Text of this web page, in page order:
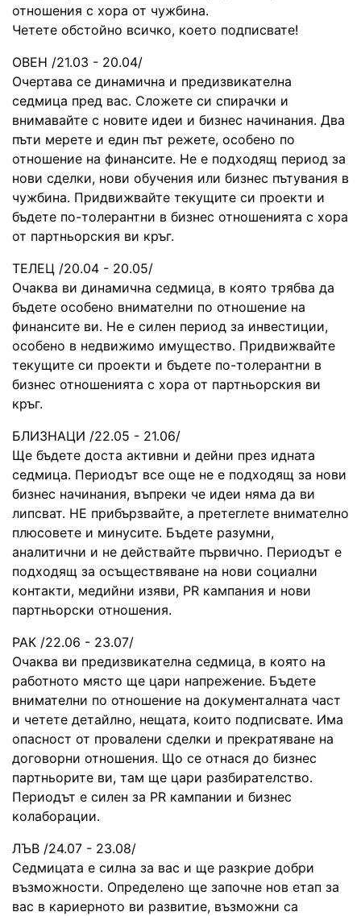
отношения с хора от чужбина.
Четете обстойно всичко, което подписвате!
ОВЕН /21.03 - 20.04/
Очертава се динамична и предизвикателна
седмица пред вас. Сложете си спирачки и
внимавайте с новите идеи и бизнес начинания. Два
пъти мерете и един път режете, особено по
отношение на финансите. Не е подходящ период за
нови сделки, нови обучения или бизнес пътувания в
чужбина. Придвижвайте текущите си проекти и
бъдете по-толерантни в бизнес отношенията с хора
от партньорския ви кръг.
ТЕЛЕЦ /20.04 - 20.05/
Очаква ви динамична седмица, в която трябва да
бъдете особено внимателни по отношение на
финансите ви. Не е силен период за инвестиции,
особено в недвижимо имущество. Придвижвайте
текущите си проекти и бъдете по-толерантни в
бизнес отношенията с хора от партньорския ви
кръг.
БЛИЗНАЦИ /22.05 - 21.06/
Ще бъдете доста активни и дейни през идната
седмица. Периодът все още не е подходящ за нови
бизнес начинания, въпреки че идеи няма да ви
липсват. НЕ прибързвайте, а претеглете внимателно
плюсовете и минусите. Бъдете разумни,
аналитични и не действайте първично. Периодът е
подходящ за осъществяване на нови социални
контакти, медийни изяви, PR кампания и нови
партньорски отношения.
РАК /22.06 - 23.07/
Очаква ви предизвикателна седмица, в която на
работното място ще цари напрежение. Бъдете
внимателни по отношение на документалната част
и четете детайлно, нещата, които подписвате. Има
опасност от провалени сделки и прекратяване на
договорни отношения. Що се отнася до бизнес
партньорите ви, там ще цари разбирателство.
Периодът е силен за PR кампании и бизнес
колаборации.
ЛЪВ /24.07 - 23.08/
Седмицата е силна за вас и ще разкрие добри
възможности. Определено ще започне нов етап за
вас в кариерното ви развитие, възможни са